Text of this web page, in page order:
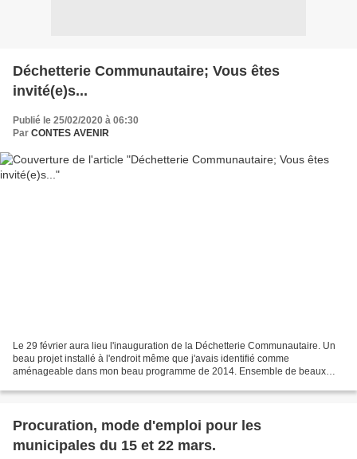
Déchetterie Communautaire; Vous êtes
invité(e)s...
Publié le 25/02/2020 à 06:30
Par CONTES AVENIR
Le 29 février aura lieu l'inauguration de la Déchetterie Communautaire. Un
beau projet installé à l'endroit même que j'avais identifié comme
aménageable dans mon beau programme de 2014. Ensemble de beaux
Procuration, mode d'emploi pour les
municipales du 15 et 22 mars.